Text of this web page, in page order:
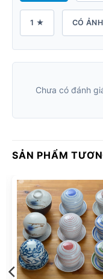
1 ★ CÓ ẢNH
Chưa có đánh
SẢN PHẨM